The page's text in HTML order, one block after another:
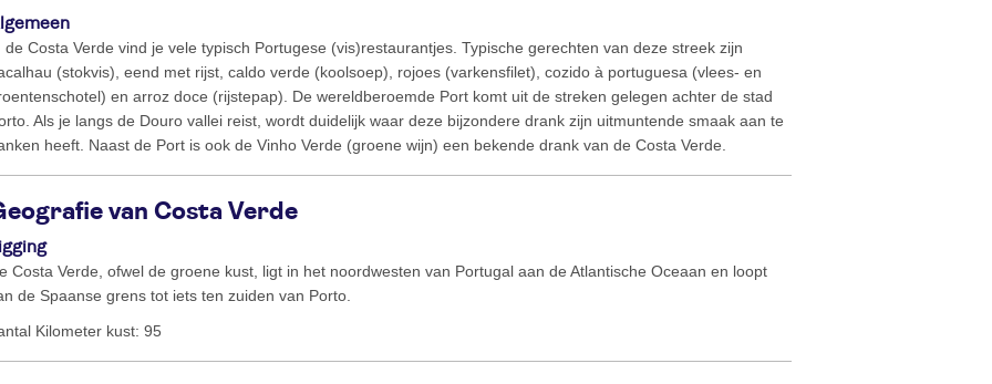
de Costa Verde vind je vele typisch Portugese (vis)restaurantjes. Typische gerechten van deze streek zijn
(stokvis), eend met rijst, caldo verde (koolsoep), rojoes (varkensfilet), cozido à portuguesa (vlees- en
en arroz doce (rijstepap). De wereldberoemde Port komt uit de streken gelegen achter de stad
Als je langs de Douro vallei reist, wordt duidelijk waar deze bijzondere drank zijn uitmuntende smaak aan te
heeft. Naast de Port is ook de Vinho Verde (groene wijn) een bekende drank van de Costa Verde.
van Costa Verde
Costa Verde, ofwel de groene kust, ligt in het noordwesten van Portugal aan de Atlantische Oceaan en loopt
de Spaanse grens tot iets ten zuiden van Porto.
Kilometer kust: 95